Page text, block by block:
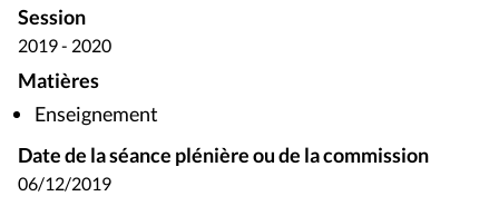
Session
2019 - 2020
Matières
Enseignement
Date de la séance plénière ou de la commission
06/12/2019